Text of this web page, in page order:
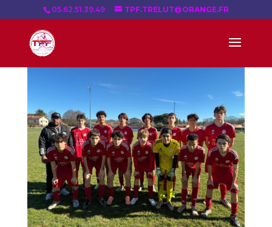
05.62.51.39.49 TPF.TRELUT@ORANGE.FR